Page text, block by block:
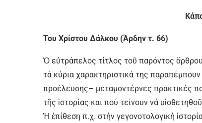
Του Χρίστου Δάλκου (Άρδην τ. 66)
Ὁ εὐτράπελος τίτλος τοῦ παρόντος
τά κύρια χαρακτηριστικά της
προέλευσης– μεταμοντέρνες πρακτικές
τῆς ἱστορίας καί πού τείνουν νά
Ἡ ἐπίθεση π.χ. στήν γεγονοτολογική